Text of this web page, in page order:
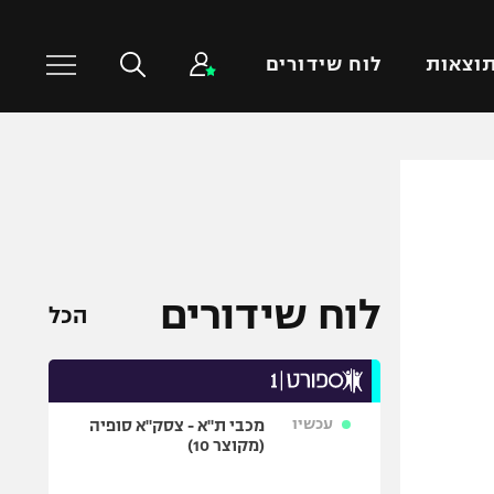
תוצאות לוח שידורים
שחייה
ג'ודו
ספורט אולימפי
לוח שידורים הכל
עכשיו
מכבי ת"א - צסק"א סופיה
(מקוצר 10)